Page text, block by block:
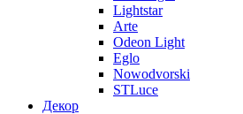
Lightstar
Arte
Odeon Light
Eglo
Nowodvorski
STLuce
Декор